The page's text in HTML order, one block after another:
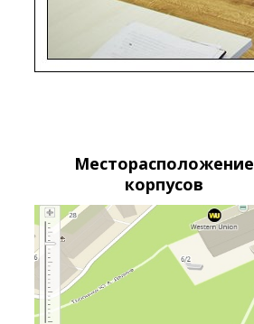
Месторасположение
корпусов